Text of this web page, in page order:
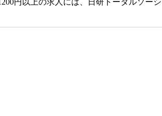
円以上の求人には、日研トータルソー